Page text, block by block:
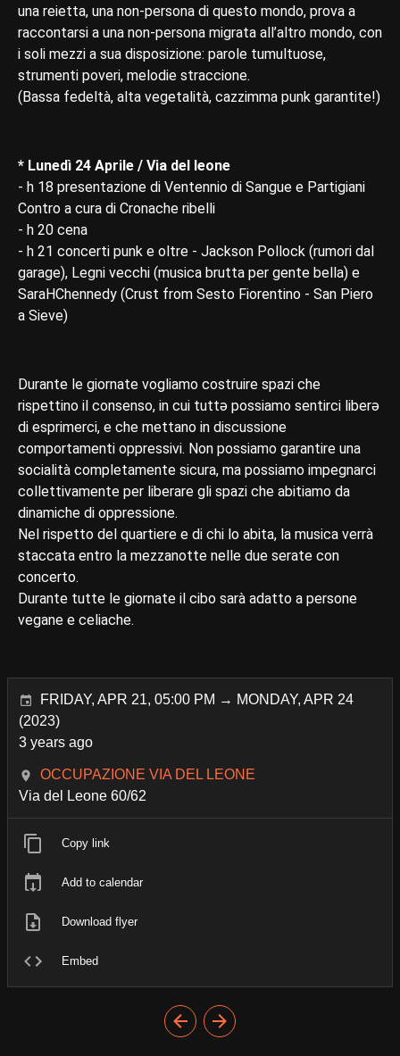
una reietta, una non-persona di questo mondo, prova a
raccontarsi a una non-persona migrata all’altro mondo, con
i soli mezzi a sua disposizione: parole tumultuose,
strumenti poveri, melodie straccione.
(Bassa fedeltà, alta vegetalità, cazzimma punk garantite!)
* Lunedì 24 Aprile / Via del leone
- h 18 presentazione di Ventennio di Sangue e Partigiani
Contro a cura di Cronache ribelli
- h 20 cena
- h 21 concerti punk e oltre - Jackson Pollock (rumori dal
garage), Legni vecchi (musica brutta per gente bella) e
SaraHChennedy (Crust from Sesto Fiorentino - San Piero
a Sieve)
Durante le giornate vogliamo costruire spazi che
rispettino il consenso, in cui tuttə possiamo sentirci liberə
di esprimerci, e che mettano in discussione
comportamenti oppressivi. Non possiamo garantire una
socialità completamente sicura, ma possiamo impegnarci
collettivamente per liberare gli spazi che abitiamo da
dinamiche di oppressione.
Nel rispetto del quartiere e di chi lo abita, la musica verrà
staccata entro la mezzanotte nelle due serate con
concerto.
Durante tutte le giornate il cibo sarà adatto a persone
vegane e celiache.
FRIDAY, APR 21, 05:00 PM → MONDAY, APR 24
(2023)
3 years ago
OCCUPAZIONE VIA DEL LEONE
Via del Leone 60/62
Copy link
Add to calendar
Download flyer
Embed